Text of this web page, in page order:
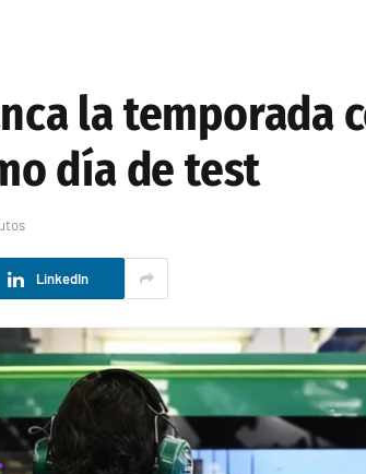
la temporada
día de test
LinkedIn